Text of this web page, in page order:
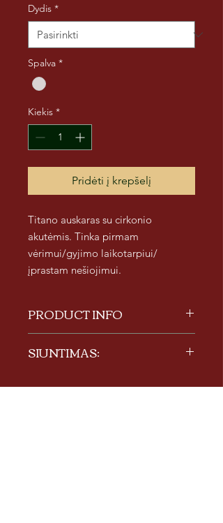
Dydis *
Spalva *
Kiekis *
Pridėti į krepšelį
Titano auskaras su cirkonio
akutėmis. Tinka pirmam
vėrimui/gyjimo laikotarpiui/
įprastam nešiojimui.
PRODUCT INFO
SIUNTIMAS: